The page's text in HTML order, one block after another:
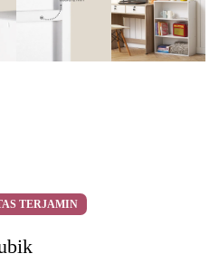
TERJAMIN